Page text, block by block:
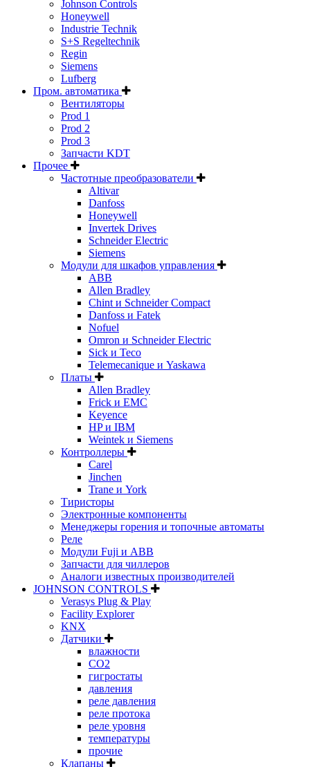
Johnson Controls
Honeywell
Industrie Technik
S+S Regeltechnik
Regin
Siemens
Lufberg
Пром. автоматика
Вентиляторы
Prod 1
Prod 2
Prod 3
Запчасти KDT
Прочее
Частотные преобразователи
Altivar
Danfoss
Honeywell
Invertek Drives
Schneider Electric
Siemens
Модули для шкафов управления
ABB
Allen Bradley
Chint и Schneider Compact
Danfoss и Fatek
Nofuel
Omron и Schneider Electric
Sick и Teco
Telemecanique и Yaskawa
Платы
Allen Bradley
Frick и EMC
Keyence
HP и IBM
Weintek и Siemens
Контроллеры
Carel
Jinchen
Trane и York
Тиристоры
Электронные компоненты
Менеджеры горения и топочные автоматы
Реле
Модули Fuji и ABB
Запчасти для чиллеров
Аналоги известных производителей
JOHNSON CONTROLS
Verasys Plug & Play
Facility Explorer
KNX
Датчики
влажности
CO2
гигростаты
давления
реле давления
реле протока
реле уровня
температуры
прочие
Клапаны